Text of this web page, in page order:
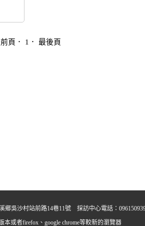
頁 ． 1． 最後頁
鄉吳沙村站前路14巷11號 採訪中心電話：
本或者firefox、google chrome等較新的瀏覽器